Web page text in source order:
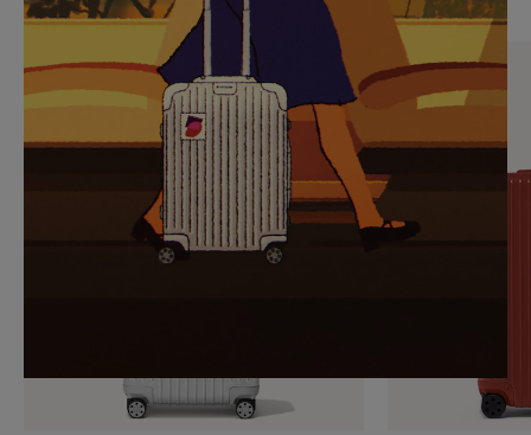
SIE,
UM
ANZUHALTEN
AUFHEBEN
DER
STUMMSCHALTUNG